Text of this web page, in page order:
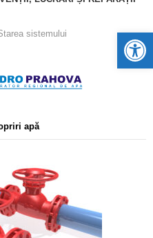
sistemului
apă